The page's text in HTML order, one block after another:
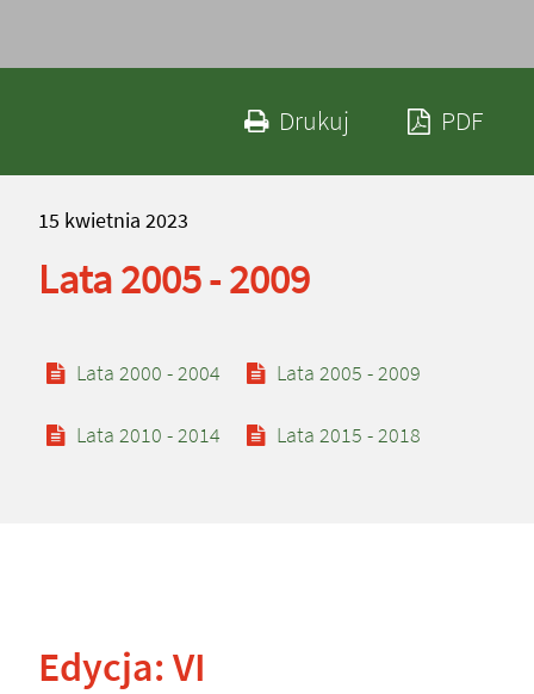
DrukujDrukuj PDF
15 kwietnia 2023
Lata 2005 - 2009
Zobacz również
Lata 2000 - 2004 Lata 2005 - 2009
Lata 2010 - 2014 Lata 2015 - 2018
Edycja: VI